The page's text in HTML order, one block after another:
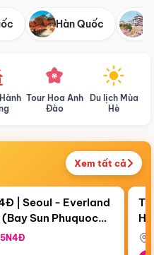
Hàn Quốc
Tour Hoa Anh
Đào
Du lịch Mùa
Hè
Xem tất cả
Điểm nổi bật
| Seoul - Everland
Sun Phuquoc
5N4Đ